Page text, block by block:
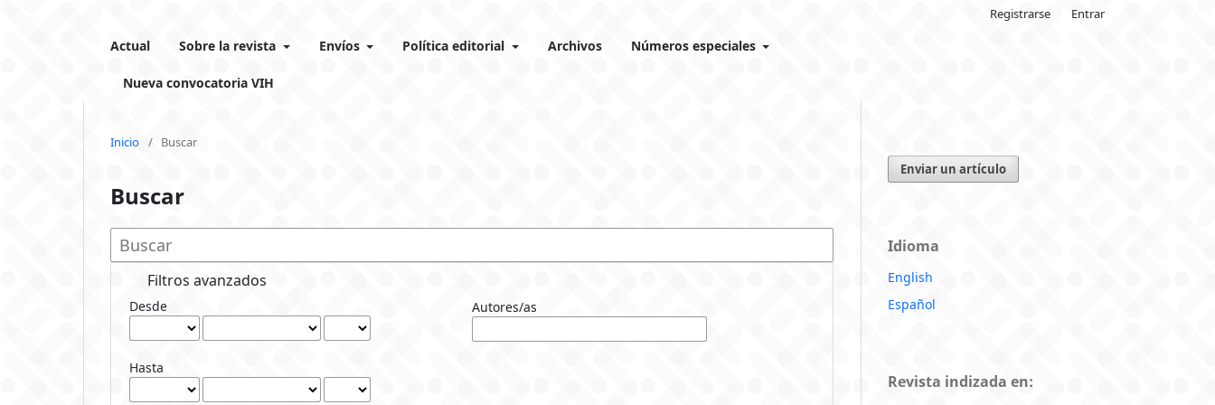
Actual Sobre la revista Envíos Política editorial Archivos Números especiales
Nueva convocatoria VIH
Registrarse Entrar
Inicio / Buscar
Buscar
Filtros avanzados
Desde
Hasta
Autores/as
Enviar un artículo
Idioma
English
Español
Revista indizada en: